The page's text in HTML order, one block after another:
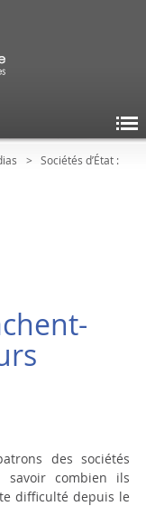
Sociétés d’État :
des sociétés
savoir combien ils
difficulté depuis le